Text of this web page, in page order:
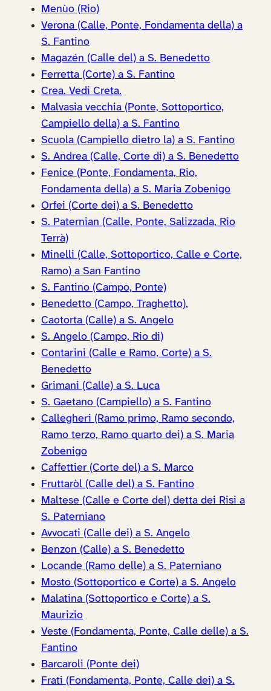
Menùo (Rio)
Verona (Calle, Ponte, Fondamenta della) a
S. Fantino
Magazén (Calle del) a S. Benedetto
Ferretta (Corte) a S. Fantino
Crea. Vedi Creta.
Malvasia vecchia (Ponte, Sottoportico,
Campiello della) a S. Fantino
Scuola (Campiello dietro la) a S. Fantino
S. Andrea (Calle, Corte di) a S. Benedetto
Fenice (Ponte, Fondamenta, Rio,
Fondamenta della) a S. Maria Zobenigo
Orfei (Corte dei) a S. Benedetto
S. Paternian (Calle, Ponte, Salizzada, Rio
Terrà)
Minelli (Calle, Sottoportico, Calle e Corte,
Ramo) a San Fantino
S. Fantino (Campo, Ponte)
Benedetto (Campo, Traghetto).
Caotorta (Calle) a S. Angelo
S. Angelo (Campo, Rio di)
Contarini (Calle e Ramo, Corte) a S.
Benedetto
Grimani (Calle) a S. Luca
S. Gaetano (Campiello) a S. Fantino
Callegheri (Ramo primo, Ramo secondo,
Ramo terzo, Ramo quarto dei) a S. Maria
Zobenigo
Caffettier (Corte del) a S. Marco
Fruttaròl (Calle del) a S. Fantino
Maltese (Calle e Corte del) detta dei Risi a
S. Paterniano
Avvocati (Calle dei) a S. Angelo
Benzon (Calle) a S. Benedetto
Locande (Ramo delle) a S. Paterniano
Mosto (Sottoportico e Corte) a S. Angelo
Malatina (Sottoportico e Corte) a S.
Maurizio
Veste (Fondamenta, Ponte, Calle delle) a S.
Fantino
Barcaroli (Ponte dei)
Frati (Fondamenta, Ponte, Calle dei) a S.